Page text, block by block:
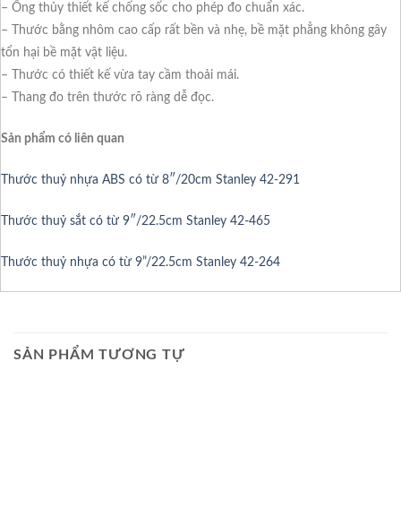
– Ống thủy thiết kế chống sốc cho phép đo chuẩn xác.
– Thước bằng nhôm cao cấp rất bền và nhẹ, bề mặt phẳng không gây
tổn hại bề mặt vật liệu.
– Thước có thiết kế vừa tay cầm thoải mái.
– Thang đo trên thước rõ ràng dễ đọc.
Sản phẩm có liên quan
Thước thuỷ nhựa ABS có từ 8″/20cm Stanley 42-291
Thước thuỷ sắt có từ 9″/22.5cm Stanley 42-465
Thước thuỷ nhựa có từ 9”/22.5cm Stanley 42-264
SẢN PHẨM TƯƠNG TỰ